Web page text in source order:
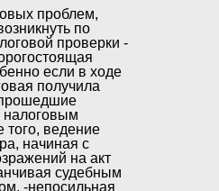
проблем,
по
проверки -
если в ходе
получила
налоговым
того, ведение
начиная с
на акт
судебным
-непосильная